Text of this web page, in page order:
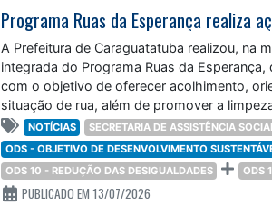
A Prefeitura de Caraguatatuba realizou, na
integrada do Programa Ruas da
com o objetivo de oferecer acolhimento,
situação de rua, além de promover a
NOTÍCIAS
SECRETARIA DE ASSISTÊNCIA
ODS - OBJETIVO DE DESENVOLVIMENTO
ODS 10 - REDUÇÃO DAS DESIGUALDADES
ODS
PUBLICADO EM 13/07/2026